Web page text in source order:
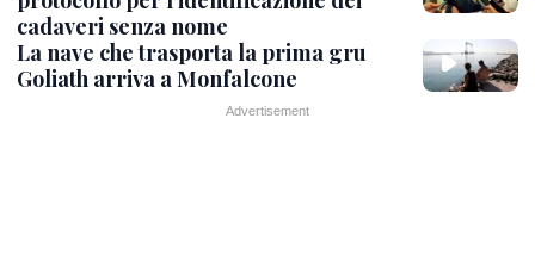
cadaveri senza nome
La nave che trasporta la prima gru
Goliath arriva a Monfalcone